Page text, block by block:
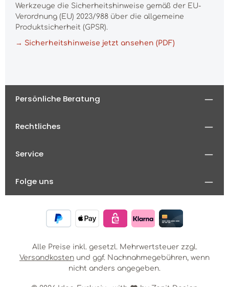
Werkzeuge die Sicherheitshinweise gemäß der EU-
Verordnung (EU) 2023/988 über die allgemeine
Produktsicherheit (GPSR).
→ Sicherheitshinweise jetzt ansehen (PDF)
Persönliche Beratung
Rechtliches
Service
Folge uns
Alle Preise inkl. gesetzl. Mehrwertsteuer zzgl.
Versandkosten und ggf. Nachnahmegebühren, wenn
nicht anders angegeben.